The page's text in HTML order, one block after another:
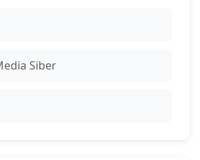
Siber